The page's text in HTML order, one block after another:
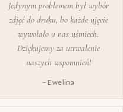
Jedynym problemem był wybór
zdjęć do druku, bo każde ujęcie
wywołało u nas uśmiech.
Dziękujemy za utrwalenie
naszych wspomnień!
– Ewelina